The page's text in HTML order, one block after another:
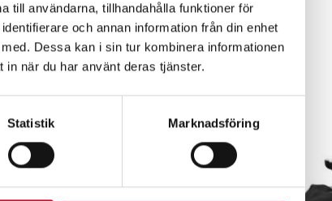
till användarna, tillhandahålla funktioner för
och annan information från din enhet
Dessa kan i sin tur kombinera informationen
in när du har använt deras tjänster.
Statistik Marknadsföring